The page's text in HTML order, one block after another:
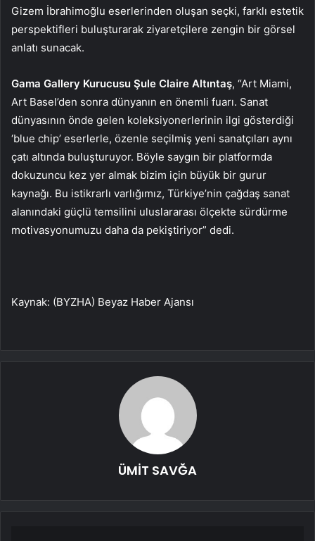
Gizem İbrahimoğlu eserlerinden oluşan seçki, farklı estetik
perspektifleri buluşturarak ziyaretçilere zengin bir görsel
anlatı sunacak.
Gama Gallery Kurucusu Şule Claire Altıntaş, “Art Miami,
Art Basel’den sonra dünyanın en önemli fuarı. Sanat
dünyasının önde gelen koleksiyonerlerinin ilgi gösterdiği
‘blue chip’ eserlerle, özenle seçilmiş yeni sanatçıları aynı
çatı altında buluşturuyor. Böyle saygın bir platformda
dokuzuncu kez yer almak bizim için büyük bir gurur
kaynağı. Bu istikrarlı varlığımız, Türkiye’nin çağdaş sanat
alanındaki güçlü temsilini uluslararası ölçekte sürdürme
motivasyonumuzu daha da pekiştiriyor” dedi.
Kaynak: (BYZHA) Beyaz Haber Ajansı
ÜMİT SAVĞA